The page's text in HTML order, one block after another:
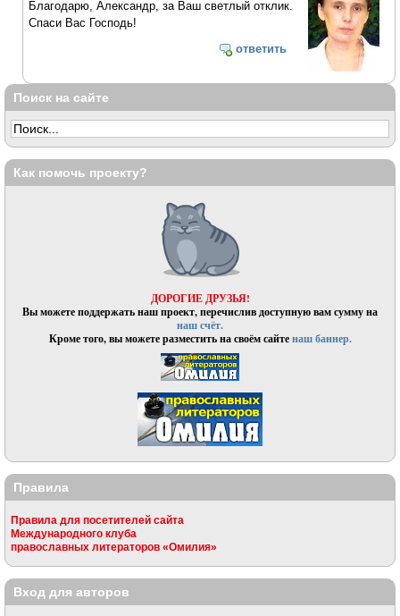
Благодарю, Александр, за Ваш светлый отклик.
Спаси Вас Господь!
ответить
Поиск на сайте
Как помочь проекту?
ДОРОГИЕ ДРУЗЬЯ!
Вы можете поддержать наш проект, перечислив доступную вам сумму на
наш счёт.
Кроме того, вы можете разместить на своём сайтенаш баннер.
Правила
Правила для посетителей сайта
Международного клуба
православных литераторов «Омилия»
Вход для авторов